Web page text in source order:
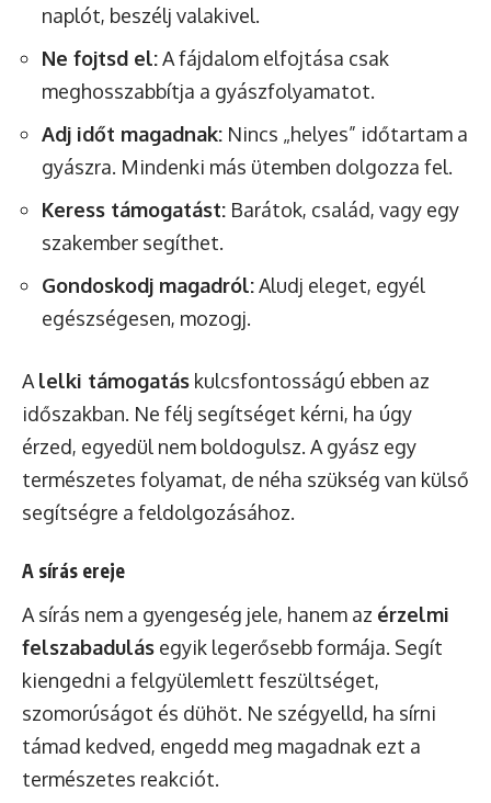
naplót, beszélj valakivel.
Ne fojtsd el:A fájdalom elfojtása csak
meghosszabbítja a gyászfolyamatot.
Adj időt magadnak: Nincs „helyes” időtartam a
gyászra. Mindenki más ütemben dolgozza fel.
Keress támogatást: Barátok, család, vagy egy
szakember segíthet.
Gondoskodj magadról:Aludj eleget, egyél
egészségesen, mozogj.
A lelki támogatás kulcsfontosságú ebben az
időszakban. Ne félj segítséget kérni, ha úgy
érzed, egyedül nem boldogulsz. A gyász egy
természetes folyamat, de néha szükség van külső
segítségre a feldolgozásához.
A sírás ereje
A sírás nem a gyengeség jele, hanem az érzelmi
felszabadulás egyik legerősebb formája. Segít
kiengedni a felgyülemlett feszültséget,
szomorúságot és dühöt. Ne szégyelld, ha sírni
támad kedved, engedd meg magadnak ezt a
természetes reakciót.